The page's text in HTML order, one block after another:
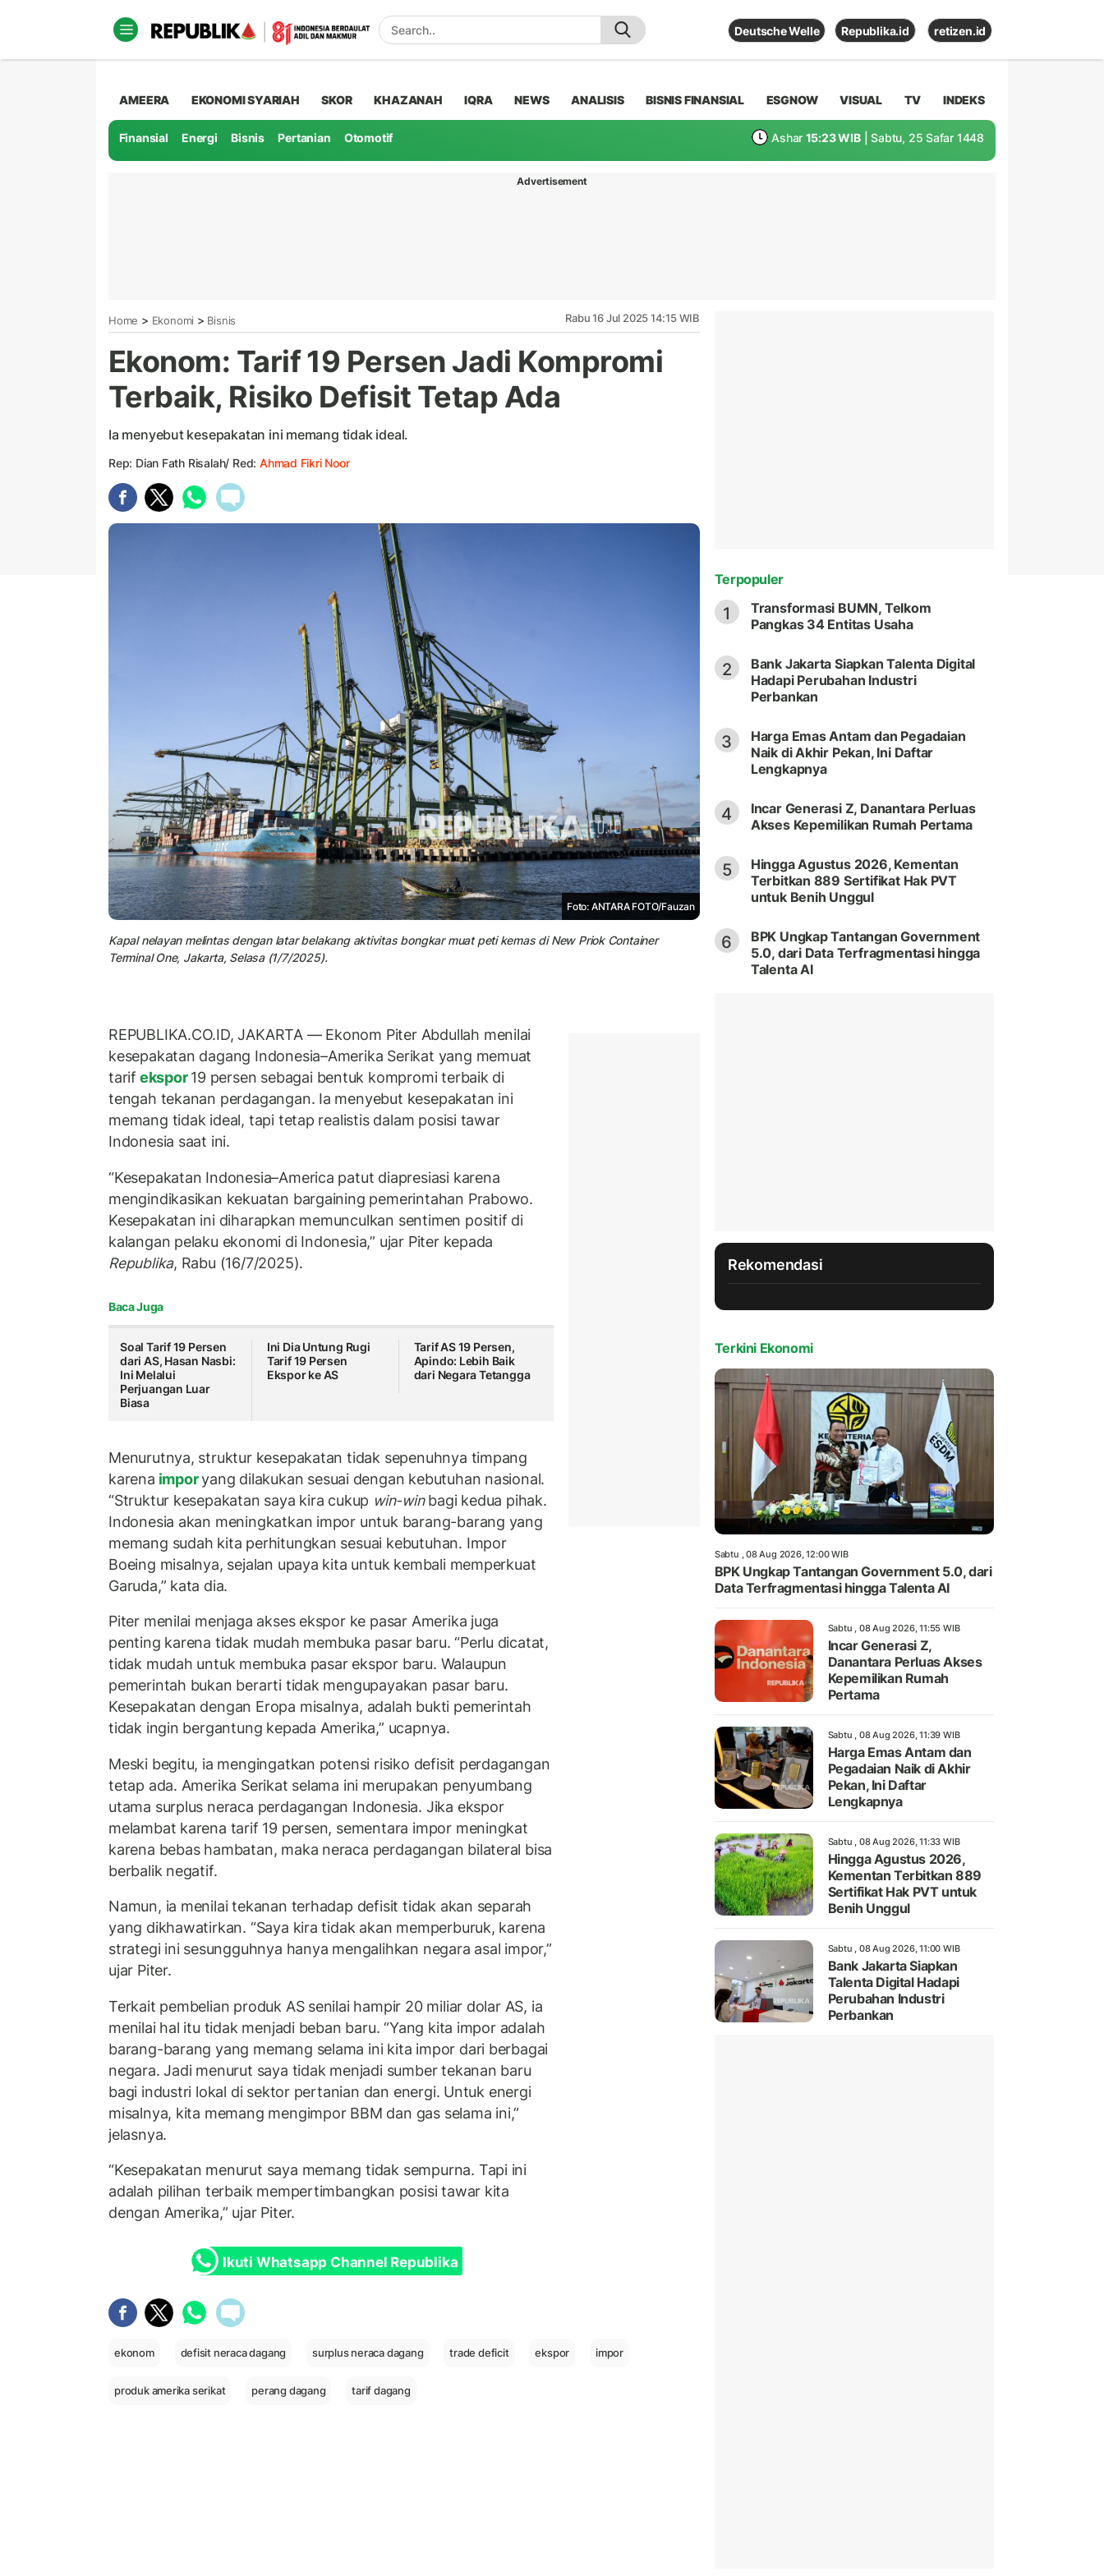
Deutsche Welle Republika.id retizen.id
AMEERA EKONOMI SYARIAH SKOR KHAZANAH IQRA NEWS ANALISIS BISNIS FINANSIAL ESGNOW VISUAL TV INDEKS
Finansial Energi Bisnis Pertanian Otomotif Ashar 15:23 WIB | Sabtu, 25 Safar 1448
Advertisement
Home > Ekonomi > Bisnis Rabu 16 Jul 2025 14:15 WIB
Ekonom: Tarif 19 Persen Jadi Kompromi
Terbaik, Risiko Defisit Tetap Ada
Ia menyebut kesepakatan ini memang tidak ideal.
Rep: Dian Fath Risalah/ Red: Ahmad Fikri Noor
Foto: ANTARA FOTO/Fauzan
Kapal nelayan melintas dengan latar belakang aktivitas bongkar muat peti kemas di New Priok Container
Terminal One, Jakarta, Selasa (1/7/2025).
REPUBLIKA.CO.ID, JAKARTA — Ekonom Piter Abdullah menilai
kesepakatan dagang Indonesia–Amerika Serikat yang memuat
tarif ekspor19 persen sebagai bentuk kompromi terbaik di
tengah tekanan perdagangan. Ia menyebut kesepakatan ini
memang tidak ideal, tapi tetap realistis dalam posisi tawar
Indonesia saat ini.
“Kesepakatan Indonesia–America patut diapresiasi karena
mengindikasikan kekuatan bargaining pemerintahan Prabowo.
Kesepakatan ini diharapkan memunculkan sentimen positif di
kalangan pelaku ekonomi di Indonesia,” ujar Piter kepada
Republika, Rabu (16/7/2025).
Baca Juga
Soal Tarif 19 Persen
dari AS, Hasan Nasbi:
Ini Melalui
Perjuangan Luar
Biasa
Ini Dia Untung Rugi
Tarif 19 Persen
Ekspor ke AS
Tarif AS 19 Persen,
Apindo: Lebih Baik
dari Negara Tetangga
Menurutnya, struktur kesepakatan tidak sepenuhnya timpang
karena imporyang dilakukan sesuai dengan kebutuhan nasional.
“Struktur kesepakatan saya kira cukup win-winbagi kedua pihak.
Indonesia akan meningkatkan impor untuk barang-barang yang
memang sudah kita perhitungkan sesuai kebutuhan. Impor
Boeing misalnya, sejalan upaya kita untuk kembali memperkuat
Garuda,” kata dia.
Piter menilai menjaga akses ekspor ke pasar Amerika juga
penting karena tidak mudah membuka pasar baru. “Perlu dicatat,
tidak mudah untuk membuka pasar ekspor baru. Walaupun
pemerintah bukan berarti tidak mengupayakan pasar baru.
Kesepakatan dengan Eropa misalnya, adalah bukti pemerintah
tidak ingin bergantung kepada Amerika,” ucapnya.
Meski begitu, ia mengingatkan potensi risiko defisit perdagangan
tetap ada. Amerika Serikat selama ini merupakan penyumbang
utama surplus neraca perdagangan Indonesia. Jika ekspor
melambat karena tarif 19 persen, sementara impor meningkat
karena bebas hambatan, maka neraca perdagangan bilateral bisa
berbalik negatif.
Namun, ia menilai tekanan terhadap defisit tidak akan separah
yang dikhawatirkan. “Saya kira tidak akan memperburuk, karena
strategi ini sesungguhnya hanya mengalihkan negara asal impor,”
ujar Piter.
Terkait pembelian produk AS senilai hampir 20 miliar dolar AS, ia
menilai hal itu tidak menjadi beban baru. “Yang kita impor adalah
barang-barang yang memang selama ini kita impor dari berbagai
negara. Jadi menurut saya tidak menjadi sumber tekanan baru
bagi industri lokal di sektor pertanian dan energi. Untuk energi
misalnya, kita memang mengimpor BBM dan gas selama ini,”
jelasnya.
“Kesepakatan menurut saya memang tidak sempurna. Tapi ini
adalah pilihan terbaik mempertimbangkan posisi tawar kita
dengan Amerika,” ujar Piter.
Ikuti Whatsapp Channel Republika
ekonom defisit neraca dagang surplus neraca dagang trade deficit ekspor impor
produk amerika serikat perang dagang tarif dagang
Terpopuler
1
Transformasi BUMN, Telkom
Pangkas 34 Entitas Usaha
2
Bank Jakarta Siapkan Talenta Digital
Hadapi Perubahan Industri
Perbankan
3
Harga Emas Antam dan Pegadaian
Naik di Akhir Pekan, Ini Daftar
Lengkapnya
4
Incar Generasi Z, Danantara Perluas
Akses Kepemilikan Rumah Pertama
5
Hingga Agustus 2026, Kementan
Terbitkan 889 Sertifikat Hak PVT
untuk Benih Unggul
6
BPK Ungkap Tantangan Government
5.0, dari Data Terfragmentasi hingga
Talenta AI
Rekomendasi
Terkini Ekonomi
Sabtu , 08 Aug 2026, 12:00 WIB
BPK Ungkap Tantangan Government 5.0, dari
Data Terfragmentasi hingga Talenta AI
Sabtu , 08 Aug 2026, 11:55 WIB
Incar Generasi Z,
Danantara Perluas Akses
Kepemilikan Rumah
Pertama
Sabtu , 08 Aug 2026, 11:39 WIB
Harga Emas Antam dan
Pegadaian Naik di Akhir
Pekan, Ini Daftar
Lengkapnya
Sabtu , 08 Aug 2026, 11:33 WIB
Hingga Agustus 2026,
Kementan Terbitkan 889
Sertifikat Hak PVT untuk
Benih Unggul
Sabtu , 08 Aug 2026, 11:00 WIB
Bank Jakarta Siapkan
Talenta Digital Hadapi
Perubahan Industri
Perbankan